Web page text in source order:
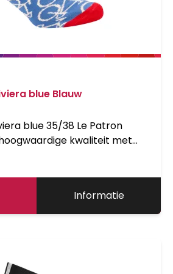
blue Blauw
blue 35/38 Le Patron
kwaliteit met
Informatie